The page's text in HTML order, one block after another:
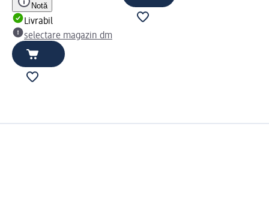
Notă
Livrabil
selectare magazin dm